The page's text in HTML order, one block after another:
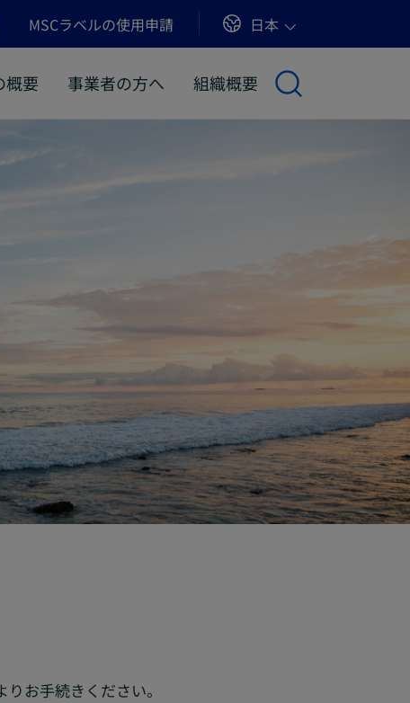
MSCラベルの使用申請 Sites
日本
概要 事業者の方へ 組織概要
りお手続きください。